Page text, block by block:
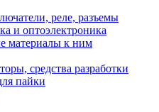
реле, разъемы
и оптоэлектроника
материалы к ним
средства разработки
пайки